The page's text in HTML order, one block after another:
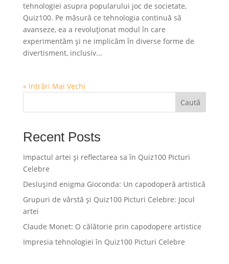
tehnologiei asupra popularului joc de societate,
Quiz100. Pe măsură ce tehnologia continuă să
avanseze, ea a revoluționat modul în care
experimentăm și ne implicăm în diverse forme de
divertisment, inclusiv...
« Intrări Mai Vechi
Caută
Recent Posts
Impactul artei și reflectarea sa în Quiz100 Picturi
Celebre
Deslușind enigma Gioconda: Un capodoperă artistică
Grupuri de vârstă și Quiz100 Picturi Celebre: Jocul
artei
Claude Monet: O călătorie prin capodopere artistice
Impresia tehnologiei în Quiz100 Picturi Celebre